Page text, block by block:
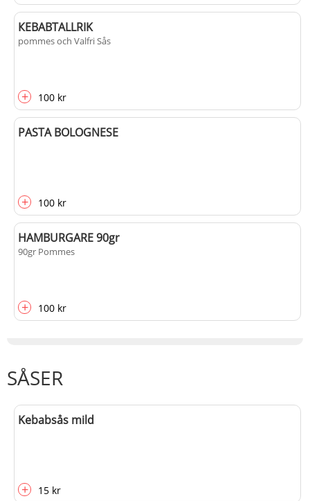
КЕВАВTALLRIK
pommes och Valfri Sås
+ 100 kr
PASTA BOLOGNESE
+ 100 kr
HAMBURGARE 90gr
90gr Pommes
+ 100 kr
SÅSER
Kebabsås mild
+ 15 kr